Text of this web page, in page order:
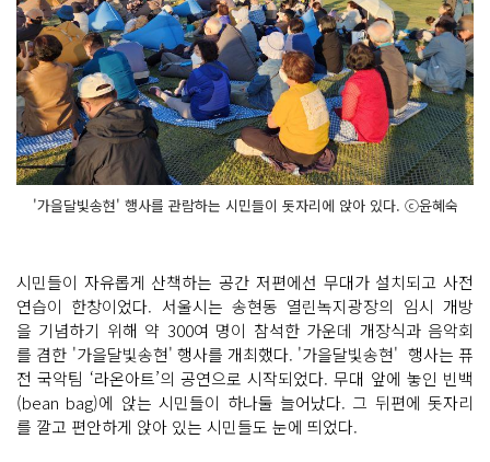
'가을달빛송현' 행사를 관람하는 시민들이 돗자리에 앉아 있다. ⓒ윤혜숙
시민들이 자유롭게 산책하는 공간 저편에선 무대가 설치되고 사전
연습이 한창이었다. 서울시는 송현동 열린녹지광장의 임시 개방
을 기념하기 위해 약 300여 명이 참석한 가운데 개장식과 음악회
를 겸한 '가을달빛송현' 행사를 개최했다. '가을달빛송현' 행사는 퓨
전 국악팀 ‘라온아트’의 공연으로 시작되었다. 무대 앞에 놓인 빈백
(bean bag)에 앉는 시민들이 하나둘 늘어났다. 그 뒤편에 돗자리
를 깔고 편안하게 앉아 있는 시민들도 눈에 띄었다.